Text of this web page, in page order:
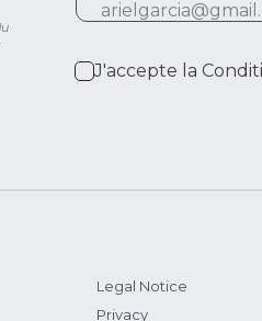
J'accepte la
Legal Notice
Privacy